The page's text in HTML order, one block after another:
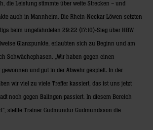
die Leistung stimmte über weite Strecken – und
auch in Mannheim. Die Rhein-Neckar Löwen setzten
beim ungefährdeten 29:22 (17:10)-Sieg über HBW
Glanzpunkte, erlaubten sich zu Beginn und am
Schwächephasen. „Wir haben gegen einen
und gut in der Abwehr gespielt. In der
wir viel zu viele Treffer kassiert, das ist uns jetzt
noch gegen Balingen passiert. In diesem Bereich
stellte Trainer Gudmundur Gudmundsson die